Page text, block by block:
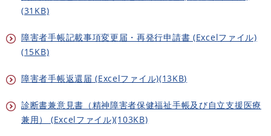
(31KB)
障害者手帳記載事項変更届・再発行申請書 (Excelファイル)
(15KB)
障害者手帳返還届 (Excelファイル)(13KB)
診断書兼意見書（精神障害者保健福祉手帳及び自立支援医療
兼用） (Excelファイル)(103KB)